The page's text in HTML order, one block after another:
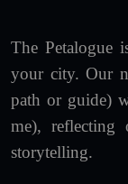
The Petalogue
your city. Our
path or guide)
me), reflecting
storytelling.